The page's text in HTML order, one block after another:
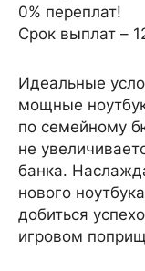
0% переплат!
Срок выплат –
Идеальные
мощные
по семейному
не
банка.
нового
добиться
игровом